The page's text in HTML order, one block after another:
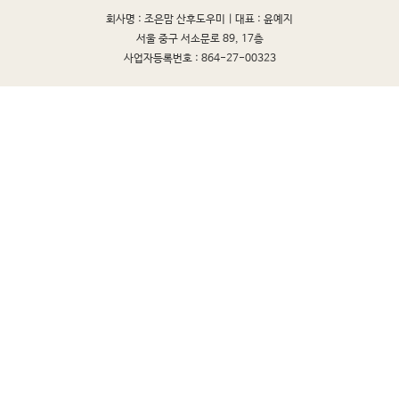
회사명 : 조은맘 산후도우미 | 대표 : 윤예지
서울 중구 서소문로 89, 17층
사업자등록번호 : 864-27-00323